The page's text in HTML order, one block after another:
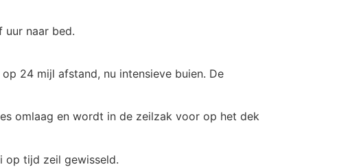
uur naar bed.
24 mijl afstand, nu intensieve buien. De
omlaag en wordt in de zeilzak voor op het dek
op tijd zeil gewisseld.